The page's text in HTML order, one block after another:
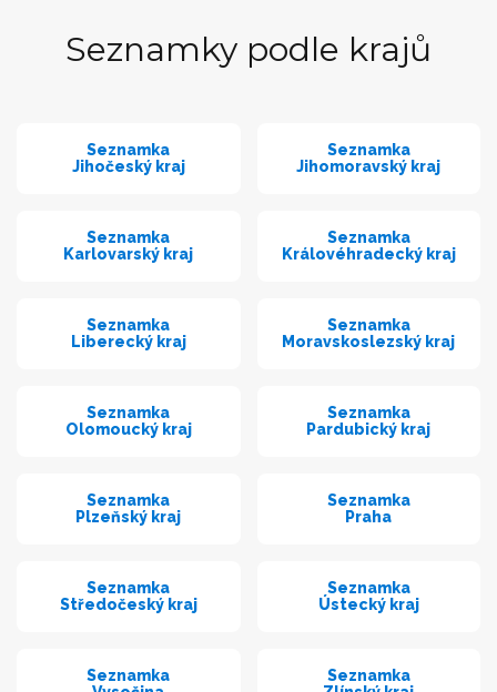
Seznamky podle krajů
Seznamka
Jihočeský kraj
Seznamka
Jihomoravský kraj
Seznamka
Karlovarský kraj
Seznamka
Královéhradecký kraj
Seznamka
Liberecký kraj
Seznamka
Moravskoslezský kraj
Seznamka
Olomoucký kraj
Seznamka
Pardubický kraj
Seznamka
Plzeňský kraj
Seznamka
Praha
Seznamka
Středočeský kraj
Seznamka
Ústecký kraj
Seznamka
Seznamka